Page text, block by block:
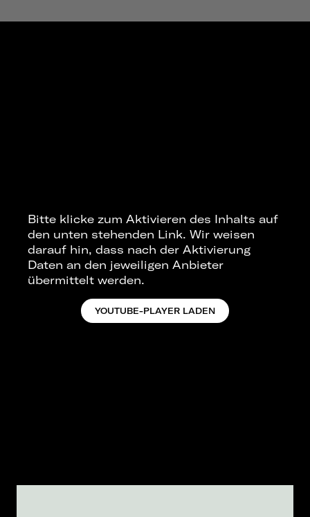
Bitte klicke zum Aktivieren des Inhalts auf
den unten stehenden Link. Wir weisen
darauf hin, dass nach der Aktivierung
Daten an den jeweiligen Anbieter
übermittelt werden.
YOUTUBE-PLAYER LADEN